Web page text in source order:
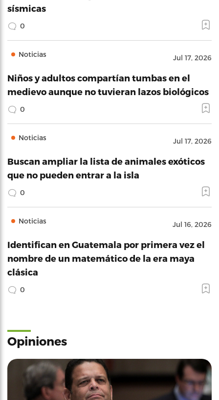
sísmicas
0
Noticias Jul 17, 2026
Niños y adultos compartían tumbas en el
medievo aunque no tuvieran lazos biológicos
0
Noticias Jul 17, 2026
Buscan ampliar la lista de animales exóticos
que no pueden entrar a la isla
0
Noticias Jul 16, 2026
Identifican en Guatemala por primera vez el
nombre de un matemático de la era maya
clásica
0
Opiniones